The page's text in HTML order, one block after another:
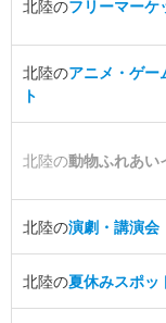
北陸のフリーマーケ
北陸のアニメ・ゲー
ト
北陸の動物ふれあい
北陸の演劇・講演会
北陸の夏休みスポッ